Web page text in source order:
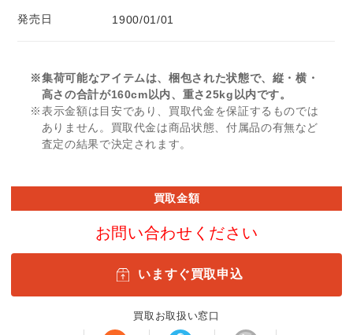
発売日 1900/01/01
※集荷可能なアイテムは、梱包された状態で、縦・横・
高さの合計が160cm以内、重さ25kg以内です。
※表示金額は目安であり、買取代金を保証するものでは
ありません。買取代金は商品状態、付属品の有無など
査定の結果で決定されます。
買取金額
お問い合わせください
いますぐ買取申込
買取お取扱い窓口